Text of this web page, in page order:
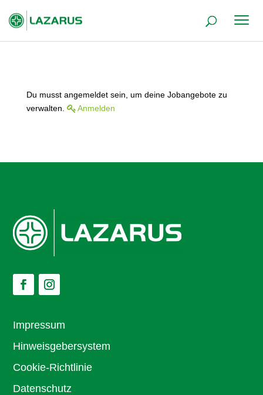
Du musst angemeldet sein, um deine Jobangebote zu
verwalten.
Anmelden
Impressum
Hinweisgebersystem
Cookie-Richtlinie
Datenschutz